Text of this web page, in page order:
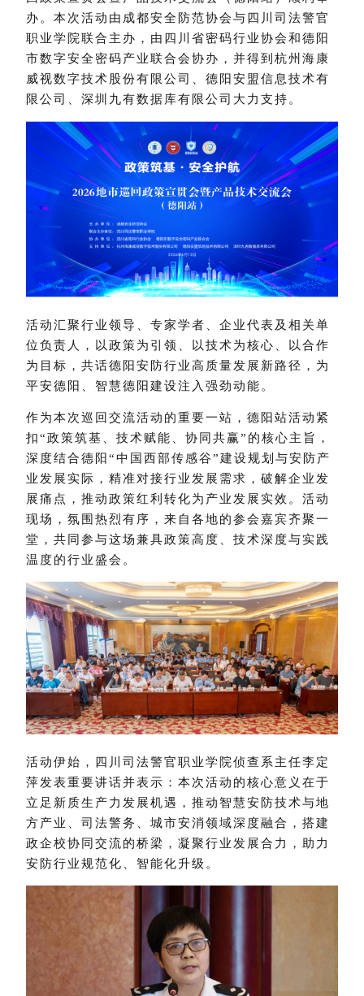
办。本次活动由成都安全防范协会与四川 司法警官
职业学院联合主办，由 四川省密码行业协会和德阳
市数字安全密码产业联合会协办，并得到杭州海康
威视数字技术股份有限公司、 德阳安盟信息技术有
限公司
、深圳九有数据库有限公司大力支持。
活动汇聚行业领导、专家学者、企业代表及相关单
位负责人，以政策为引领、以技术为核心、以合作
为目标，共话德阳安防行业高质量发展新路径，为
平安德阳、智慧德阳建设注入强劲动能。
作为本次巡回交流活动的重要一站，德阳站活动紧
扣“政策筑基、技术赋能、协同共赢”的核心主旨，
深度结合德阳“中国西部传感谷”建设规划与安防产
业发展实际，精准对接行业发展需求，破解企业发
展痛点，推动政策红利转化为产业发展实效。活动
现场，氛围热烈有序，来自各地的参会嘉宾齐聚一
堂，共同参与这场兼具政策高度、技术深度与实践
温度的行业盛会。
活动伊始，四川司法警官职业学院侦查系主任李定
萍发表重要讲话并表示：本次活动的核心意义在于
立足新质生产力发展机遇，推动智慧安防技术与地
方产业、司法警务、城市安消领域深度融合，搭建
政企校协同交流的桥梁，凝聚行业发展合力，助力
安防行业规范化、智能化升级。